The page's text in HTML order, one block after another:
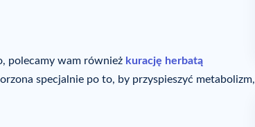
polecamy wam również kurację herbatą
specjalnie po to, by przyspieszyć metabolizm,